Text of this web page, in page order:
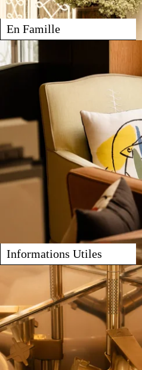
En Famille
Informations Utiles
CHAMBRES & SUITES
SERVICES
GALERIE
OFFRES
GROUPES & BUSINESS
NOS ENGAGEMENTS
FR EN